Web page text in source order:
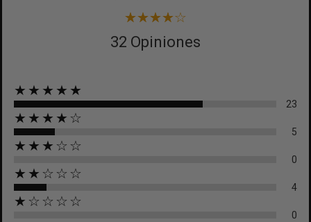
32 Opiniones
★★★★★
23
★★★★☆
5
★★★☆☆
0
★★☆☆☆
4
★☆☆☆☆
0